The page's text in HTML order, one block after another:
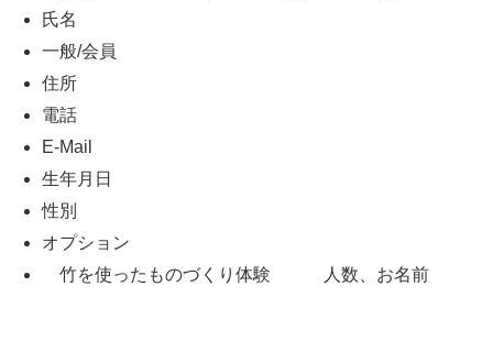
氏名
一般/会員
住所
電話
E-Mail
生年月日
性別
オプション
竹を使ったものづくり体験 人数、お名前